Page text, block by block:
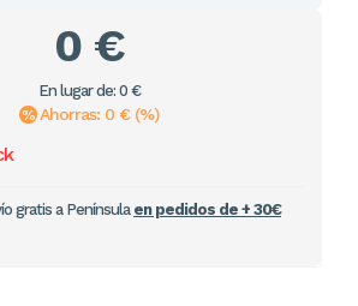
0 €
En lugar de: 0 €
Ahorras: 0 € (%)
gratis a Península en pedidos de + 30€